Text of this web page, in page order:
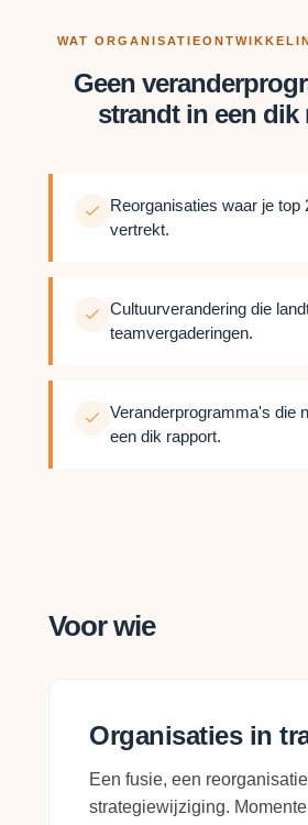
WAT
Geen
strandt in een dik
Reorganisaties waar je top
vertrekt.
Cultuurverandering die
teamvergaderingen.
Veranderprogramma's die
een dik rapport.
Voor wie
Organisaties in
Een fusie, een
strategiewijziging.